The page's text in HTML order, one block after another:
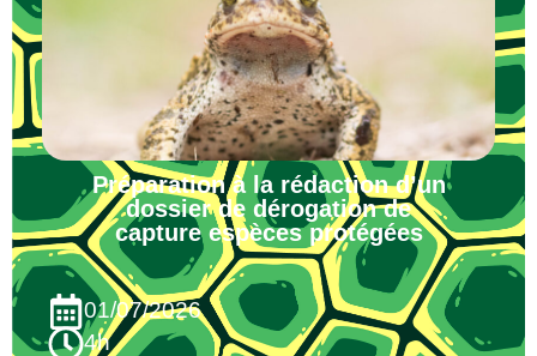
Préparation à la rédaction d’un
dossier de dérogation de
capture espèces protégées
01/07/2026
4h